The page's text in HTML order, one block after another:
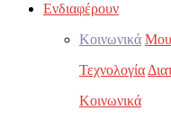
Ενδιαφέρουν
Κοινωνικά
Τεχνολογία
Κοινωνικά